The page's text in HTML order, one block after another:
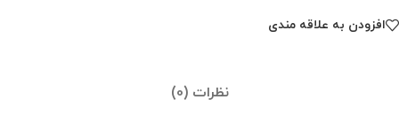
افزودن به علاقه مندی
نظرات (0)